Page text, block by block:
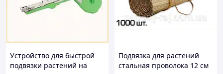
Устройство для быстрой
подвязки растений на
Подвязка для растений
стальная проволока 12 см